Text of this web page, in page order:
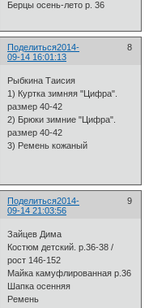
Берцы осень-лето р. 36
Поделиться 8
2014-
09-14 16:01:13
Рыбкина Таисия
1) Куртка зимняя "Цифра".
размер 40-42
2) Брюки зимние "Цифра".
размер 40-42
3) Ремень кожаный
Поделиться 9
2014-
09-14 21:03:56
Зайцев Дима
Костюм детский. р.36-38 /
рост 146-152
Майка камуфлированная р.36
Шапка осенняя
Ремень